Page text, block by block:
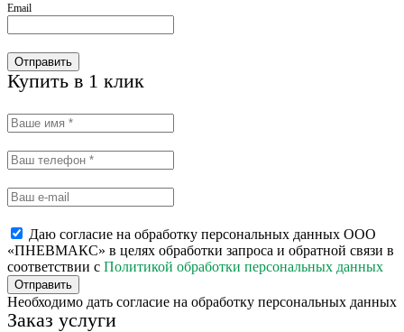
Email
Отправить
Купить в 1 клик
Даю согласие на обработку персональных данных ООО
«ПНЕВМАКС» в целях обработки запроса и обратной связи в
соответствии с Политикой обработки персональных данных
Отправить
Необходимо дать согласие на обработку персональных данных
Заказ услуги